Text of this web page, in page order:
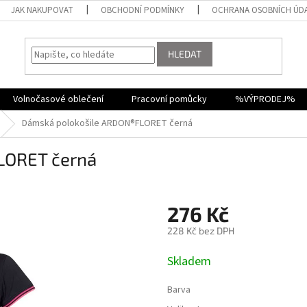
JAK NAKUPOVAT OBCHODNÍ PODMÍNKY OCHRANA OSOBNÍCH
HLEDAT
Volnočasové oblečení Pracovní pomůcky %VÝPRODEJ%
Dámská polokošile ARDON®FLORET černá
černá
276 Kč
228 Kč bez DPH
cena:
Skladem
Barva